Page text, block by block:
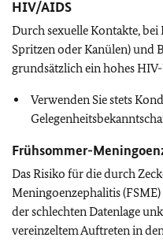
HIV/AIDS
Durch sexuelle Kontakte,
Spritzen oder Kanülen) und
grundsätzlich ein hohes
Verwenden Sie stets
Frühsommer-
Das Risiko für die durch
Meningoenzephalitis
der schlechten Datenlage
vereinzeltem Auftreten in